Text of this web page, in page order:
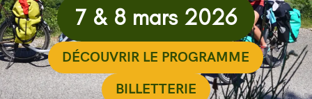
7 & 8 mars 2026
DÉCOUVRIR LE PROGRAMME
BILLETTERIE